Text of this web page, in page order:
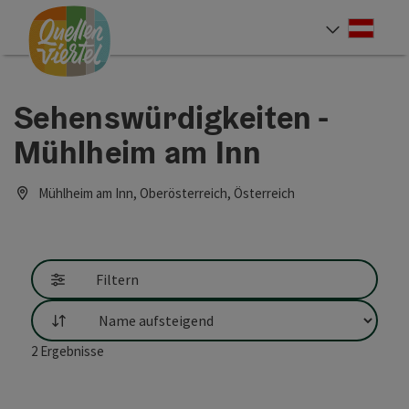
Zum Inhalt
Zur Navigation
Zum Seitenanfang
Sehenswürdigkeiten -
Mühlheim am Inn
Mühlheim am Inn, Oberösterreich, Österreich
Filtern
Sortierung
2 Ergebnisse